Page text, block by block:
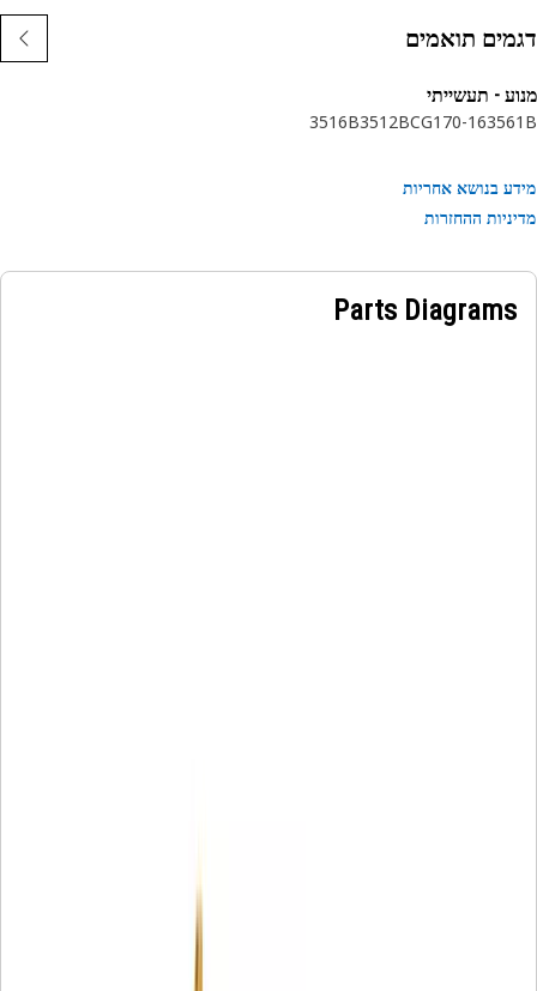
תואמים
- תעשייתי
CG170-16
3512B
3516B
בנושא אחריות
ההחזרות
Parts Diagrams